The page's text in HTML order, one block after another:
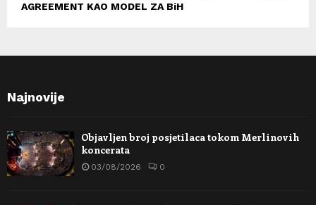
AGREEMENT KAO MODEL ZA BiH
Najnovije
Objavljen broj posjetilaca tokom Merlinovih
koncerata
03/08/2026 0